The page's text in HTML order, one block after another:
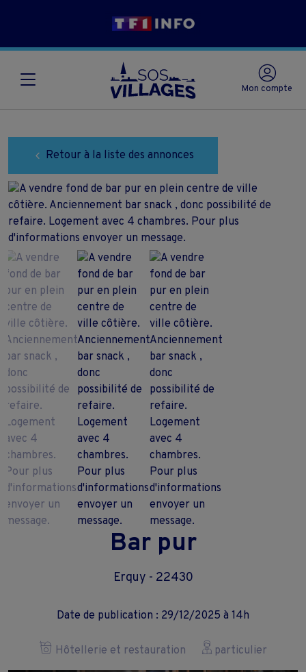
Mon compte
Retour à la liste des annonces
Bar pur
Erquy - 22430
Date de publication : 29/12/2025 à 14h
Hôtellerie et restauration particulier